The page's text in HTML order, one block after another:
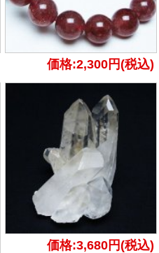
価格:2,300円(税込)
価格:3,680円(税込)